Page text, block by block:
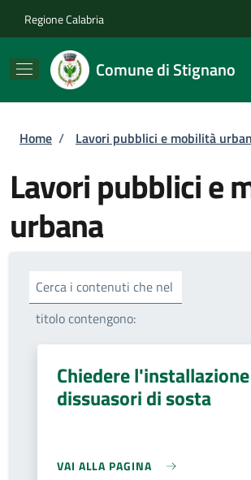
Regione Calabria
Comune di Stignano
Briciole di pane
Home / Lavori pubblici e mobilità
Lavori pubblici e
urbana
Cerca i contenuti che nel
titolo contengono:
Chiedere
dissuasori di sosta
VAI ALLA PAGINA